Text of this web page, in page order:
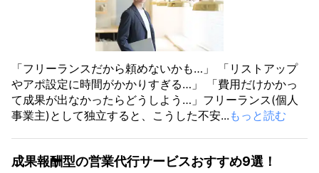
「フリーランスだから頼めないかも…」 「リストアップ
やアポ設定に時間がかかりすぎる…」 「費用だけかかっ
て成果が出なかったらどうしよう…」フリーランス(個人
事業主)として独立すると、こうした不安... もっと読む
成果報酬型の営業代行サービスおすすめ9選！